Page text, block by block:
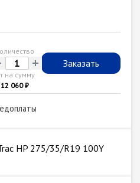
+
на сумму
12 060 ₽
Заказать
HP 275/35/R19 100Y